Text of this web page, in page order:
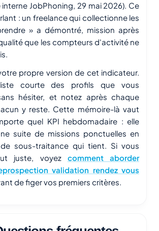
interne JobPhoning, 29 mai 2026). Ce
: un freelance qui collectionne les
» a démontré, mission après
que les compteurs d'activité ne
propre version de cet indicateur.
courte des profils que vous
hésiter, et notez après chaque
y reste. Cette mémoire-là vaut
quel KPI hebdomadaire : elle
suite de missions ponctuelles en
sous-traitance qui tient. Si vous
juste, voyez comment aborder
validation rendez vous
de figer vos premiers critères.